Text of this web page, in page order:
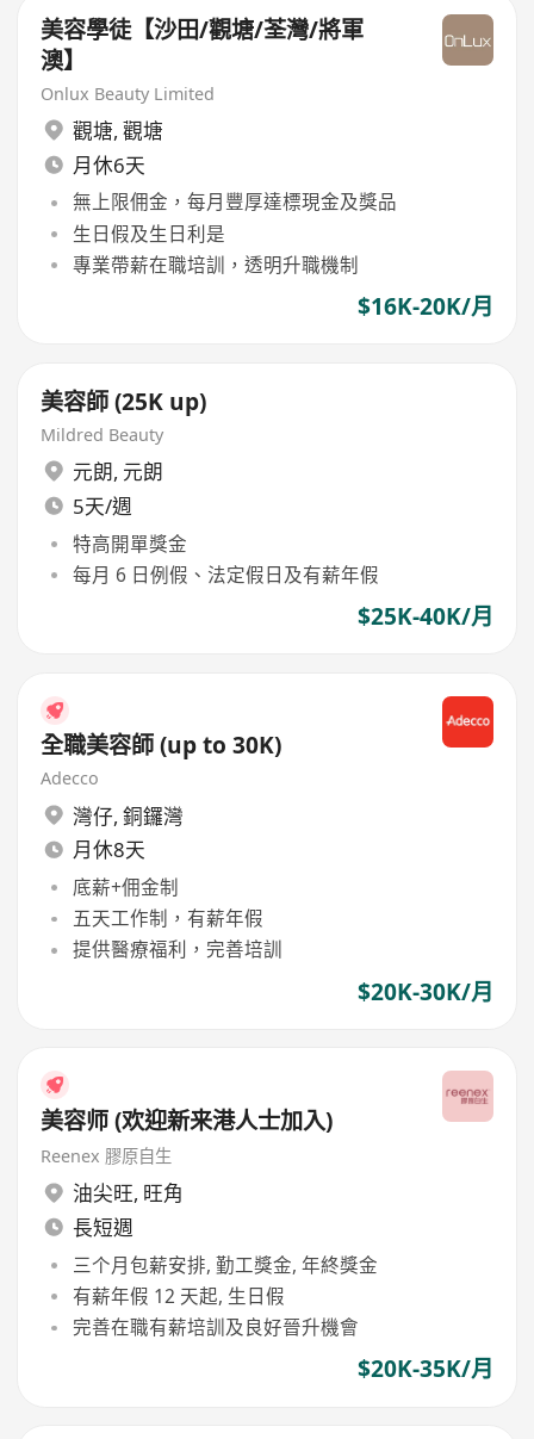
美容學徒【沙田/觀塘/荃灣/將軍
澳】
Onlux Beauty Limited
觀塘, 觀塘
月休6天
無上限佣金，每月豐厚達標現金及獎品
生日假及生日利是
專業帶薪在職培訓，透明升職機制
$16K-20K/月
美容師 (25K up)
Mildred Beauty
元朗, 元朗
5天/週
特高開單獎金
每月 6 日例假、法定假日及有薪年假
$25K-40K/月
全職美容師 (up to 30K)
Adecco
灣仔, 銅鑼灣
月休8天
底薪+佣金制
五天工作制，有薪年假
提供醫療福利，完善培訓
$20K-30K/月
美容师 (欢迎新来港人士加入)
Reenex 膠原自生
油尖旺, 旺角
長短週
三个月包薪安排, 勤工獎金, 年終獎金
有薪年假 12 天起, 生日假
完善在職有薪培訓及良好晉升機會
$20K-35K/月